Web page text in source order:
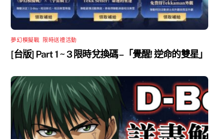
夢幻模擬戰 限時送禮活動
[台版] Part 1 ~ 3 限時兌換碼 –「覺醒! 逆命的雙星」